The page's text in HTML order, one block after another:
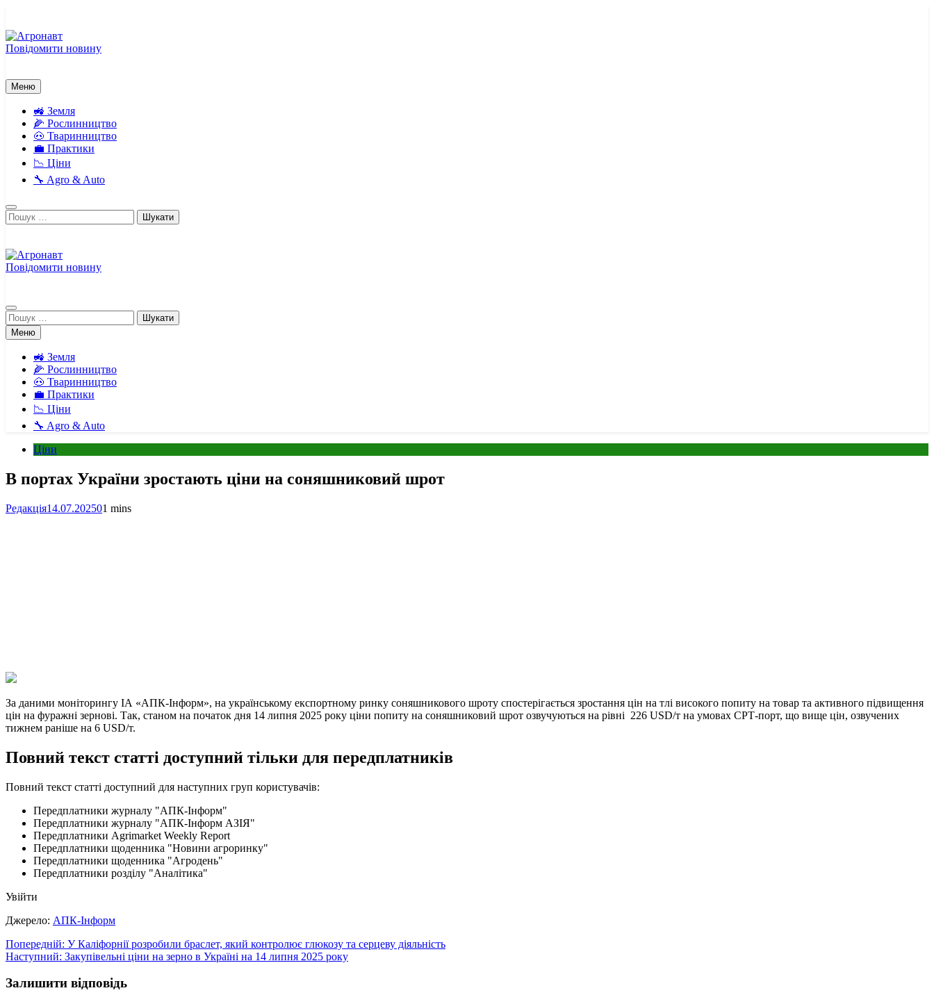
вмісту
Повідомити новину
Меню
🚜 Земля
🌽 Рослинництво
🐽 Тваринництво
💼 Практики
📉 Ціни
🔧 Agro & Auto
Пошук:
Повідомити новину
Пошук:
Меню
🚜 Земля
🌽 Рослинництво
🐽 Тваринництво
💼 Практики
📉 Ціни
🔧 Agro & Auto
Ціни
В портах України зростають ціни на соняшниковий шрот
Редакція14.07.202501 mins
Link
Print
За даними моніторингу ІА «АПК-Інформ», на українському експортному ринку соняшникового шроту спостерігається зростання цін на тлі високого попиту на товар та активного підвищення
цін на фуражні зернові. Так, станом на початок дня 14 липня 2025 року ціни попиту на соняшниковий шрот озвучуються на рівні 226 USD/т на умовах СРТ-порт, що вище цін, озвучених
тижнем раніше на 6 USD/т.
Повний текст статті доступний тільки для передплатників
Повний текст статті доступний для наступних груп користувачів:
Передплатники журналу "АПК-Інформ"
Передплатники журналу "АПК-Інформ АЗІЯ"
Передплатники Agrimarket Weekly Report
Передплатники щоденника "Новини агроринку"
Передплатники щоденника "Агродень"
Передплатники розділу "Аналітика"
Увійти
Джерело: АПК-Інформ
Навігація
записів
Попередній: У Каліфорнії розробили браслет, який контролює глюкозу та серцеву діяльність
Наступний: Закупівельні ціни на зерно в Україні на 14 липня 2025 року
Залишити відповідь